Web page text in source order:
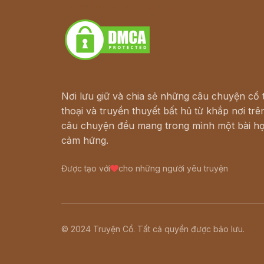
Nơi lưu giữ và chia sẻ những câu chuyện cổ
thoại và truyền thuyết bất hủ từ khắp nơi
câu chuyện đều mang trong mình một bài
cảm hứng.
Được tạo với cho những người yêu truyện
© 2024 Truyện Cổ. Tất cả quyền được bảo lưu.